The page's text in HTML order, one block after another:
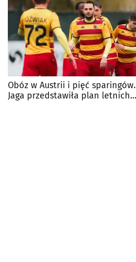
Obóz w Austrii i pięć sparingów.
Jaga przedstawiła plan letnich